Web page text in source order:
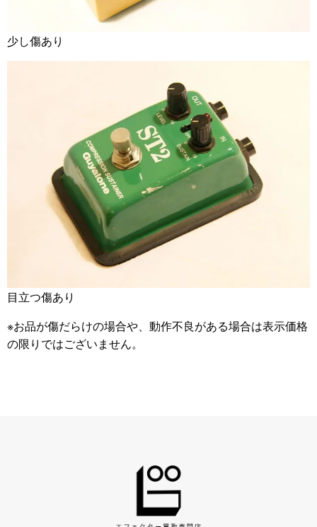
少し傷あり
目立つ傷あり
※お品が傷だらけの場合や、動作不良がある場合は表示価格
の限りではございません。